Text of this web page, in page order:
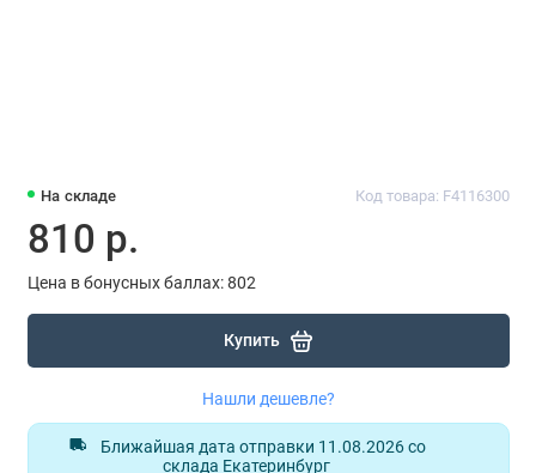
На складе Код товара: F4116300
810 р.
Цена в бонусных баллах: 802
Купить
Нашли дешевле?
Ближайшая дата отправки 11.08.2026 со
склада Екатеринбург